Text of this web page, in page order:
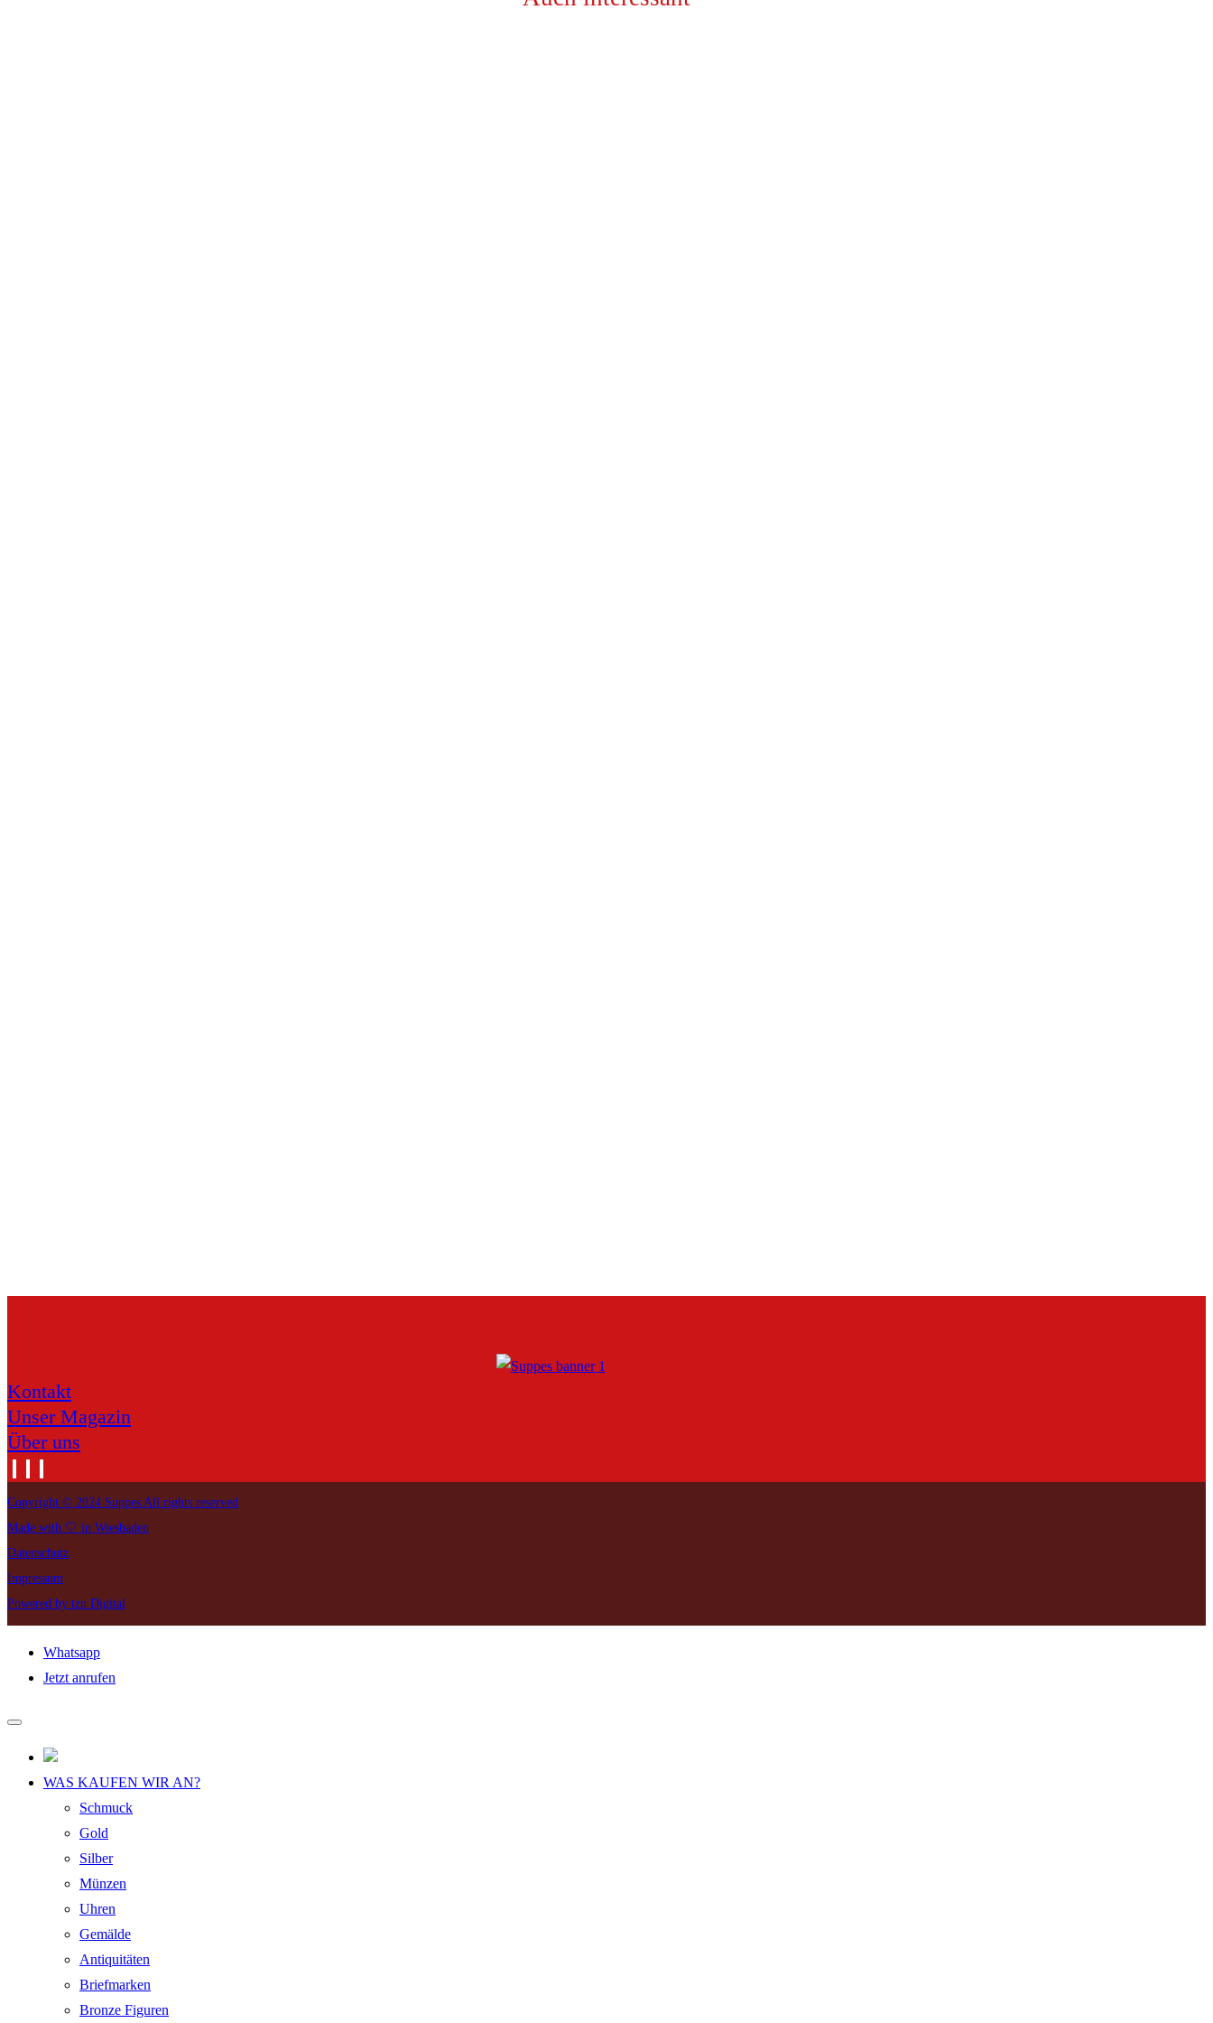
Kontakt
Unser Magazin
Über uns
Copyright © 2024 Suppes All rights reserved
Made with 🤍 in Wiesbaden
Datenschutz
Impressum
Powered by tzn Digital
Whatsapp
Jetzt anrufen
WAS KAUFEN WIR AN?
Schmuck
Gold
Silber
Münzen
Uhren
Gemälde
Antiquitäten
Briefmarken
Bronze Figuren